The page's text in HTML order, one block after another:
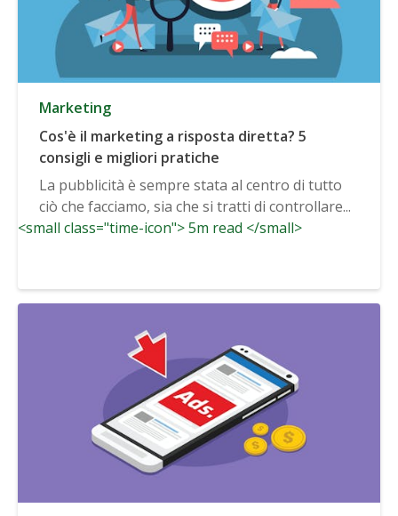
Marketing
Cos'è il marketing a risposta diretta? 5
consigli e migliori pratiche
La pubblicità è sempre stata al centro di tutto
ciò che facciamo, sia che si tratti di controllare...
<small class="time-icon"> 5m read </small>